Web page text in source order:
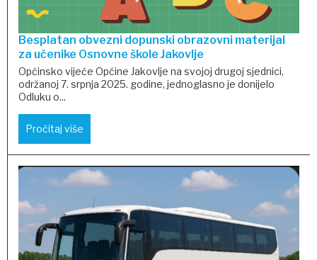
Besplatan obvezni dopunski obrazovni materijal
za učenike Osnovne škole Jakovlje
Općinsko vijeće Općine Jakovlje na svojoj drugoj sjednici,
održanoj 7. srpnja 2025. godine, jednoglasno je donijelo
Odluku o...
Pročitaj više